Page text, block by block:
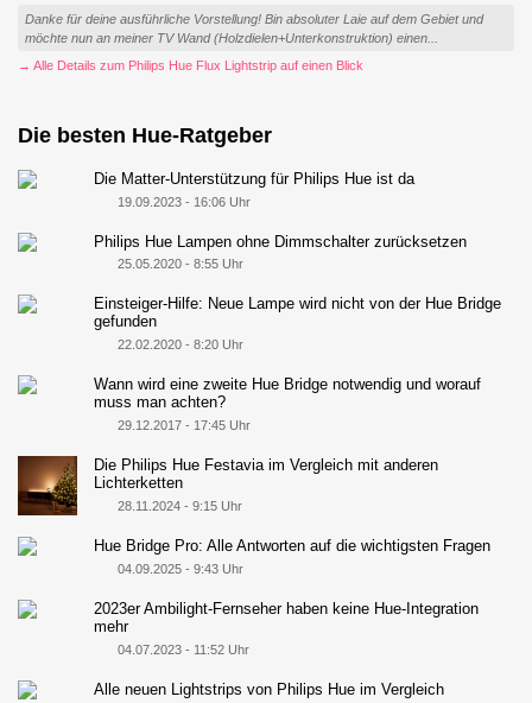
Danke für deine ausführliche Vorstellung! Bin absoluter Laie auf dem Gebiet und
möchte nun an meiner TV Wand (Holzdielen+Unterkonstruktion) einen...
→ Alle Details zum Philips Hue Flux Lightstrip auf einen Blick
Die besten Hue-Ratgeber
Die Matter-Unterstützung für Philips Hue ist da
19.09.2023 - 16:06 Uhr
Philips Hue Lampen ohne Dimmschalter zurücksetzen
25.05.2020 - 8:55 Uhr
Einsteiger-Hilfe: Neue Lampe wird nicht von der Hue Bridge
gefunden
22.02.2020 - 8:20 Uhr
Wann wird eine zweite Hue Bridge notwendig und worauf
muss man achten?
29.12.2017 - 17:45 Uhr
Die Philips Hue Festavia im Vergleich mit anderen
Lichterketten
28.11.2024 - 9:15 Uhr
Hue Bridge Pro: Alle Antworten auf die wichtigsten Fragen
04.09.2025 - 9:43 Uhr
2023er Ambilight-Fernseher haben keine Hue-Integration
mehr
04.07.2023 - 11:52 Uhr
Alle neuen Lightstrips von Philips Hue im Vergleich